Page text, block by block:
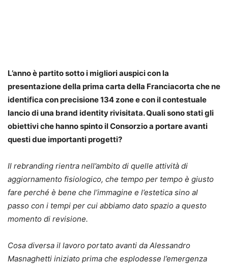
L’anno è partito sotto i migliori auspici con la
presentazione della prima carta della Franciacorta che ne
identifica con precisione 134 zone e con il contestuale
lancio di una brand identity rivisitata. Quali sono stati gli
obiettivi che hanno spinto il Consorzio a portare avanti
questi due importanti progetti?
Il rebranding rientra nell’ambito di quelle attività di
aggiornamento fisiologico, che tempo per tempo è giusto
fare perché è bene che l’immagine e l’estetica sino al
passo con i tempi per cui abbiamo dato spazio a questo
momento di revisione.
Cosa diversa il lavoro portato avanti da Alessandro
Masnaghetti iniziato prima che esplodesse l’emergenza